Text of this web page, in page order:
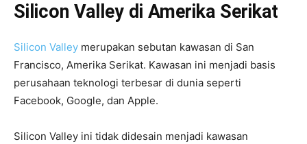
Silicon Valley di Amerika Serikat
Silicon Valley merupakan sebutan kawasan di San
Francisco, Amerika Serikat. Kawasan ini menjadi basis
perusahaan teknologi terbesar di dunia seperti
Facebook, Google, dan Apple.
Silicon Valley ini tidak didesain menjadi kawasan